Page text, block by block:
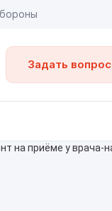
Задать вопрос